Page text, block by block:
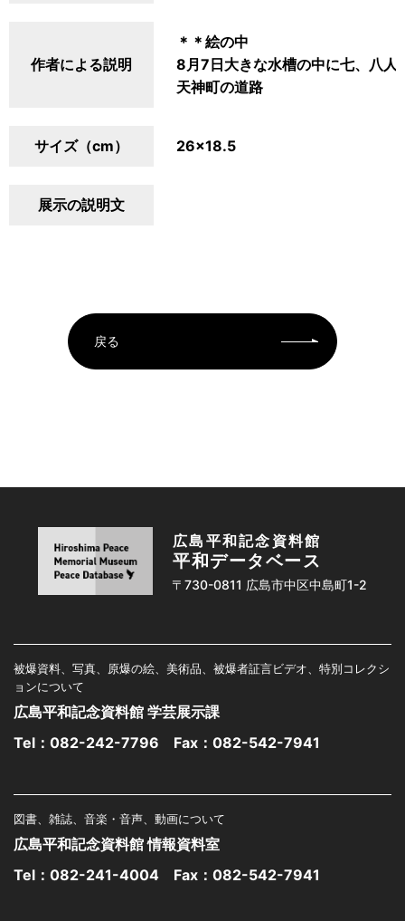
作者による説明
＊＊絵の中
8月7日大きな水槽の中に七、八人
天神町の道路
サイズ（cm） 26×18.5
展示の説明文
戻る
広島平和記念資料館
平和データベース
〒730-0811 広島市中区中島町1-2
被爆資料、写真、原爆の絵、美術品、被爆者証言ビデオ、特別コレクシ
ョンについて
広島平和記念資料館 学芸展示課
Tel： 082-242-7796 Fax：082-542-7941
図書、雑誌、音楽・音声、動画について
広島平和記念資料館 情報資料室
Tel： 082-241-4004 Fax：082-542-7941